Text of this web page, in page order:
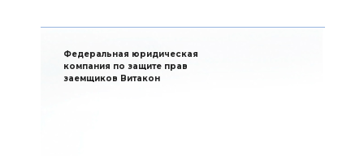
Федеральная юридическая
компания по защите прав
заемщиков Витакон